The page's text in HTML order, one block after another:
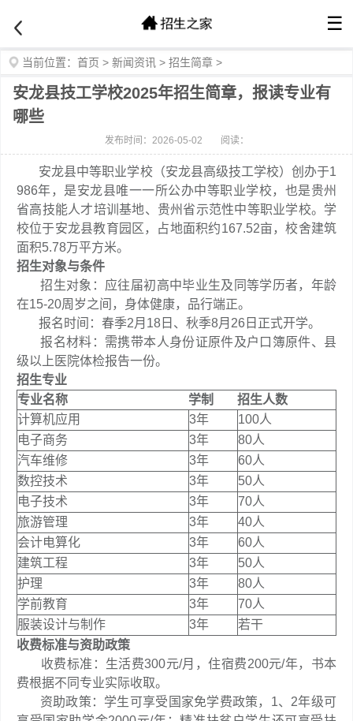
☰
当前位置： 首页 > 新闻资讯 > 招生简章 >
安龙县技工学校2025年招生简章，报读专业有
哪些
发布时间：2026-05-02 阅读：
安龙县中等职业学校（安龙县高级技工学校）创办于1
986年，是安龙县唯一一所公办中等职业学校，也是贵州
省高技能人才培训基地、贵州省示范性中等职业学校。学
校位于安龙县教育园区，占地面积约167.52亩，校舍建筑
面积5.78万平方米。
招生对象与条件
招生对象：应往届初高中毕业生及同等学历者，年龄
在15-20周岁之间，身体健康，品行端正。
报名时间：春季2月18日、秋季8月26日正式开学。
报名材料：需携带本人身份证原件及户口簿原件、县
级以上医院体检报告一份。
招生专业
专业名称
学制
招生人数
计算机应用
3年
100人
电子商务
3年
80人
汽车维修
3年
60人
数控技术
3年
50人
电子技术
3年
70人
旅游管理
3年
40人
会计电算化
3年
60人
建筑工程
3年
50人
护理
3年
80人
学前教育
3年
70人
服装设计与制作
3年
若干
收费标准与资助政策
收费标准：生活费300元/月，住宿费200元/年，书本
费根据不同专业实际收取。
资助政策：学生可享受国家免学费政策，1、2年级可